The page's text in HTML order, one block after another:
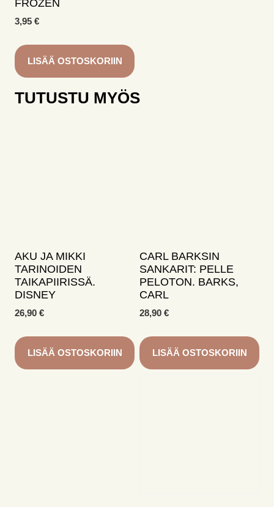
FROZEN
3,95 €
LISÄÄ OSTOSKORIIN
TUTUSTU MYÖS
AKU JA MIKKI
TARINOIDEN
TAIKAPIIRISSÄ.
DISNEY
26,90 €
LISÄÄ OSTOSKORIIN
CARL BARKSIN
SANKARIT: PELLE
PELOTON. BARKS,
CARL
28,90 €
LISÄÄ OSTOSKORIIN